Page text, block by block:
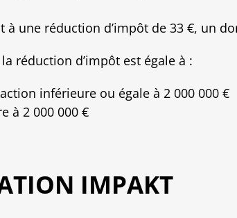
une réduction d’impôt de 33 €, un
réduction d’impôt est égale à :
inférieure ou égale à 2 000 000 €
à 2 000 000 €
IMPAKT